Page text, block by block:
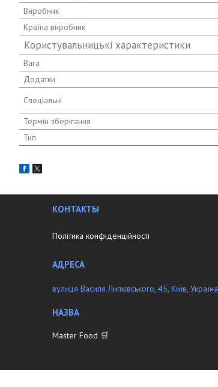
Виробник
Країна виробник
Користувальницькі характеристики
Вага
Додатки
Спеціальні
Термін зберігання
Тип
КОНТАКТЫ
Політика конфіденційності
вулиця Василя Липківського, 45, Київ, Україна
Master Food 🛒